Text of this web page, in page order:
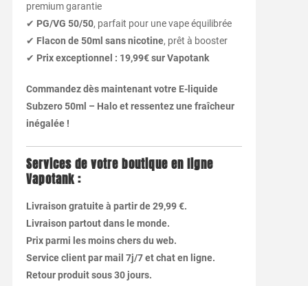
premium garantie
✔ PG/VG 50/50, parfait pour une vape équilibrée
✔ Flacon de 50ml sans nicotine, prêt à booster
✔ Prix exceptionnel : 19,99€ sur Vapotank
Commandez dès maintenant votre E-liquide
Subzero 50ml – Halo et ressentez une fraîcheur
inégalée !
Services de votre boutique en ligne
Vapotank :
Livraison gratuite à partir de 29,99 €.
Livraison partout dans le monde.
Prix parmi les moins chers du web.
Service client par mail 7j/7 et chat en ligne.
Retour produit sous 30 jours.